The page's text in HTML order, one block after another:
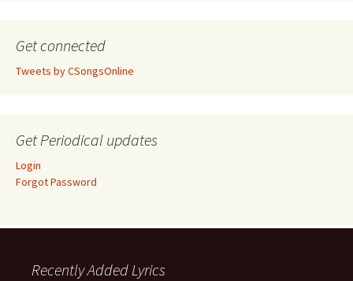
Get connected
Tweets by CSongsOnline
Get Periodical updates
Login
Forgot Password
Recently Added Lyrics